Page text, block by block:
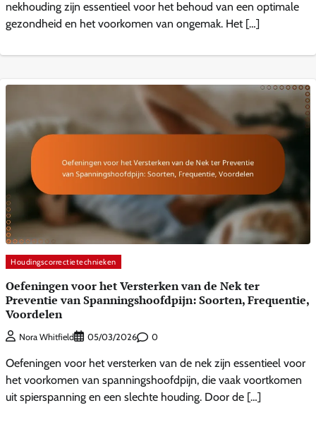
nekhouding zijn essentieel voor het behoud van een optimale
gezondheid en het voorkomen van ongemak. Het […]
Houdingscorrectietechnieken
Oefeningen voor het Versterken van de Nek ter
Preventie van Spanningshoofdpijn: Soorten, Frequentie,
Voordelen
Nora Whitfield 05/03/2026 0
Oefeningen voor het versterken van de nek zijn essentieel voor
het voorkomen van spanningshoofdpijn, die vaak voortkomen
uit spierspanning en een slechte houding. Door de […]